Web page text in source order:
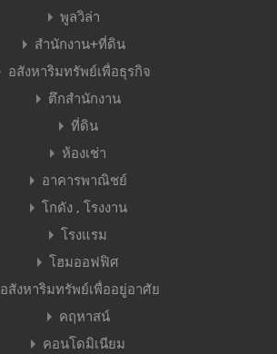
พูลวิล่า
สำนักงาน+ที่ดิน
อสังหาริมทรัพย์เพื่อธุรกิจ
ตึกสำนักงาน
ที่ดิน
ห้องเช่า
อาคารพาณิชย์
โกดัง , โรงงาน
โรงแรม
โฮมออฟฟิศ
อสังหาริมทรัพย์เพื่ออยู่อาศัย
คฤหาสน์
คอนโดมิเนียม